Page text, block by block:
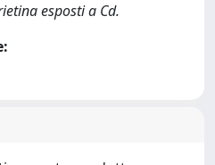
esposti a Cd.